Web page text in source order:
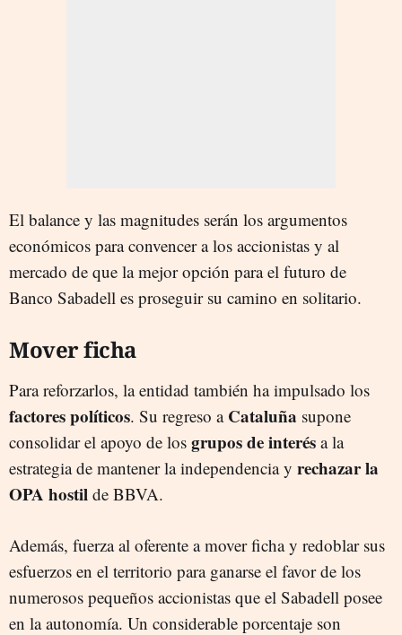
El balance y las magnitudes serán los argumentos
económicos para convencer a los accionistas y al
mercado de que la mejor opción para el futuro de
Banco Sabadell es proseguir su camino en solitario.
Mover ficha
Para reforzarlos, la entidad también ha impulsado los
factores políticos. Su regreso a Cataluña supone
consolidar el apoyo de los grupos de interés a la
estrategia de mantener la independencia y rechazar la
OPA hostil de BBVA.
Además, fuerza al oferente a mover ficha y redoblar sus
esfuerzos en el territorio para ganarse el favor de los
numerosos pequeños accionistas que el Sabadell posee
en la autonomía. Un considerable porcentaje son